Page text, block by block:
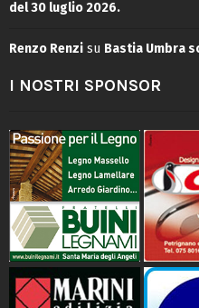
del 30 luglio 2026.
Renzo Renzi su Bastia Umbra
I NOSTRI SPONSOR